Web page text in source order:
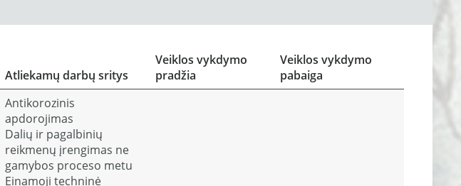
Atliekamų darbų sritys
Veiklos vykdymo
pradžia
Veiklos vykdymo
pabaiga
Antikorozinis
apdorojimas
Dalių ir pagalbinių
reikmenų įrengimas ne
gamybos proceso metu
Einamoji techninė